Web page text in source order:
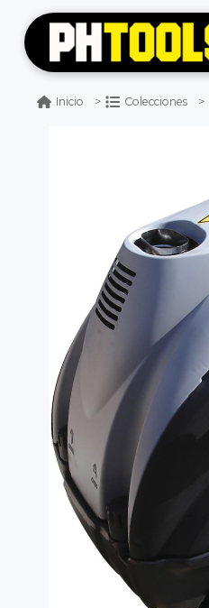
Inicio Colecciones